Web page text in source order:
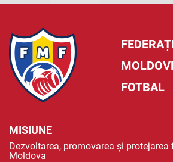
FOTBAL
MISIUNE
Dezvoltarea, promovarea și
Moldova